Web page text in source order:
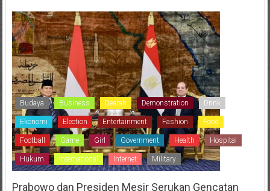
Budaya Business Dearah Demonstration Drink
Ekonomi Election Entertainment Fashion Food
Football Game Girl Government Health Hospital
Hukum International Internet Military
Prabowo dan Presiden Mesir Serukan Gencatan